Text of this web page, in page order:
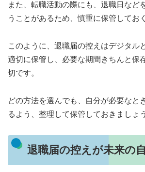
また、転職活動の際にも、退職日など
うことがあるため、慎重に保管してお
このように、退職届の控えはデジタル
適切に保管し、必要な期間きちんと保
切です。
どの方法を選んでも、自分が必要なと
るよう、整理して保管しておきましょう
退職届の控えが未来の